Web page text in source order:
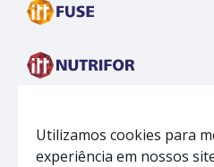
Utilizamos cookies para
experiência em nossos